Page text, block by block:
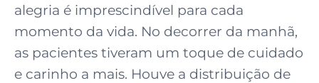
alegria é imprescindível para cada
momento da vida. No decorrer da manhã,
as pacientes tiveram um toque de cuidado
e carinho a mais. Houve a distribuição de